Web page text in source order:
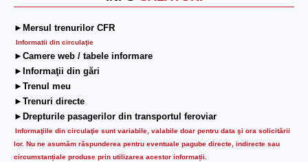
►Mersul trenurilor CFR
Informatii din circulaţie
►Camere web / tabele informare
►Informaţii din gări
►Trenul meu
►Trenuri directe
►Drepturile pasagerilor din transportul feroviar
Informaţiile din circulaţie sunt variabile, valabile doar pentru data şi ora solicitării
lor. Nu ne asumăm răspunderea pentru eventuale pagube directe, indirecte sau
circumstanțiale produse prin utilizarea acestor informații.